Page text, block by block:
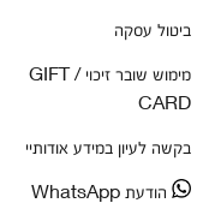
ביטול עסקה
מימוש שובר זיכוי / GIFT
CARD
בקשה לעיון במידע אודותיי
הודעת WhatsApp